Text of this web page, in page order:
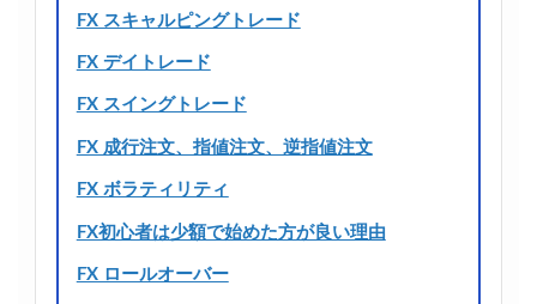
FX スキャルピングトレード
FX デイトレード
FX スイングトレード
FX 成行注文、指値注文、逆指値注文
FX ボラティリティ
FX初心者は少額で始めた方が良い理由
FX ロールオーバー